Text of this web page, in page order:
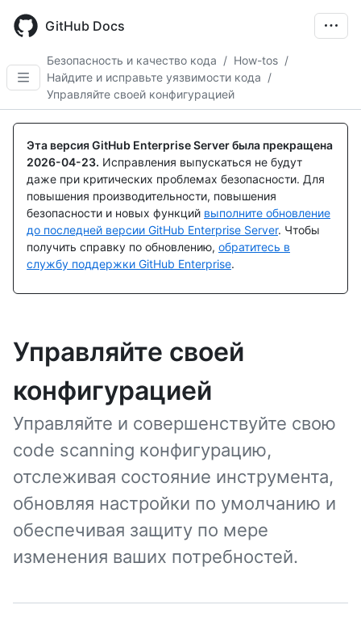
main
GitHub Docs
Безопасность и качество кода / How-tos /
Найдите и исправьте уязвимости кода /
Управляйте своей конфигурацией
Эта версия GitHub Enterprise Server была прекращена
2026-04-23. Исправления выпускаться не будут
даже при критических проблемах безопасности. Для
повышения производительности, повышения
безопасности и новых функций выполните обновление
до последней версии GitHub Enterprise Server. Чтобы
получить справку по обновлению, обратитесь в
службу поддержки GitHub Enterprise.
Управляйте своей
конфигурацией
Управляйте и совершенствуйте свою
code scanning конфигурацию,
отслеживая состояние инструмента,
обновляя настройки по умолчанию и
обеспечивая защиту по мере
изменения ваших потребностей.